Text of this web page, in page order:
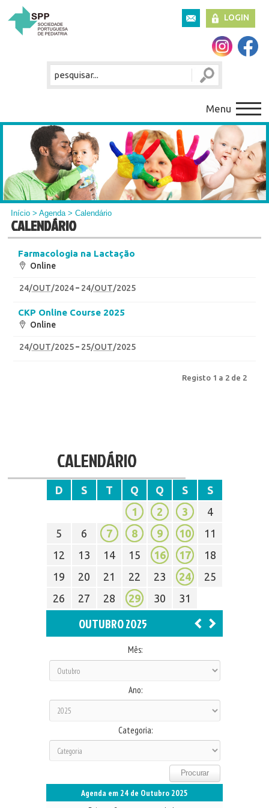
LOGIN
Menu
Início >Agenda> Calendário
CALENDÁRIO
Farmacologia na Lactação
Online
24/OUT/2024 24/OUT/2025
CKP Online Course 2025
Online
24/OUT/2025 25/OUT/2025
Registo 1 a 2 de 2
CALENDÁRIO
D S T Q Q S
S
1
2 3
4
5
6 7 8 9 10
11
12
13 14 15 16 17
18
19
20 21 22 23 24
25
26
27 28 29 30 31
OUTUBRO 2025
Mês:
Ano:
Categoria:
Agenda em 24 de Outubro 2025